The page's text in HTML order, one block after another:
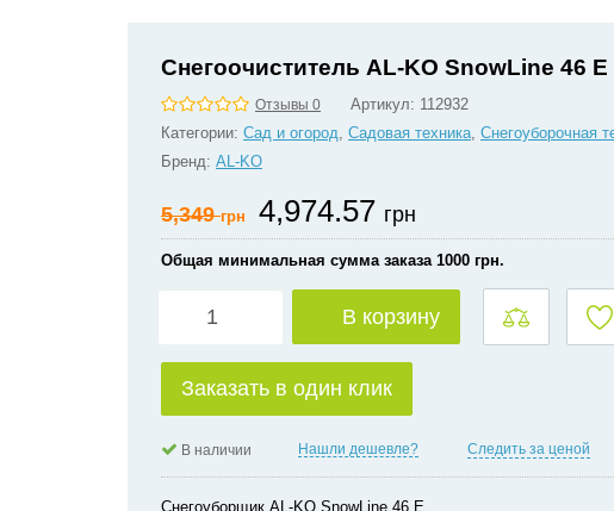
Снегоочиститель AL-KO SnowLine 46 E
Отзывы 0 Артикул: 112932
Категории: Сад и огород, Садовая техника, Снегоуборочная
Бренд: AL-KO
5,349грн 4,974.57 грн
Общая минимальная сумма заказа 1000 грн.
В корзину
Заказать в один клик
В наличии Нашли дешевле? Следить за ценой
Снегоуборщик AL-KO SnowLine 46 E